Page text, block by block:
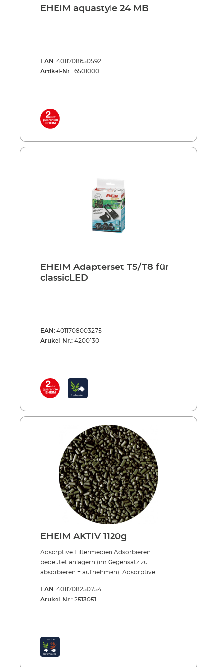
EHEIM aquastyle 24 MB
EAN: 4011708650592
Artikel-Nr.: 6501000
EHEIM Adapterset T5/T8 für
classicLED
EAN: 4011708003275
Artikel-Nr.: 4200130
EHEIM AKTIV 1120g
Adsorptive Filtermedien Adsorbieren
bedeutet anlagern (im Gegensatz zu
absorbieren = aufnehmen). Adsorptive
Wasser schädliche Substanzen entziehen und
sie anlagern bzw. binden. Dabei geht es z.B.
usw.Tipp:Setzen Sie adsorptive Filtermedien
nur wenige Wochen ein. Da die Schadstoffe
EAN: 4011708250754
Artikel-Nr.: 2513051